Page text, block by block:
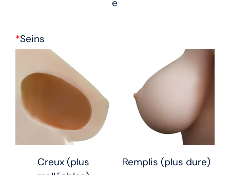
e
*Seins
Creux (plus
Remplis (plus dure)